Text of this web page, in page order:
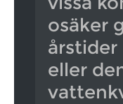
osäker
eller